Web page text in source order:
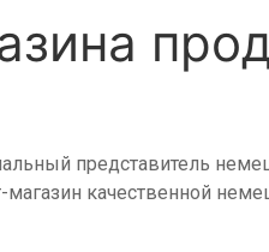
представитель
качественной